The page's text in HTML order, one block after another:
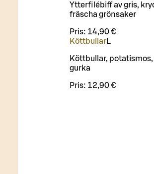
Ytterfilébiff av gris,
fräscha grönsaker
Pris: 14,90 €
KöttbullarL
Köttbullar,
gurka
Pris: 12,90 €